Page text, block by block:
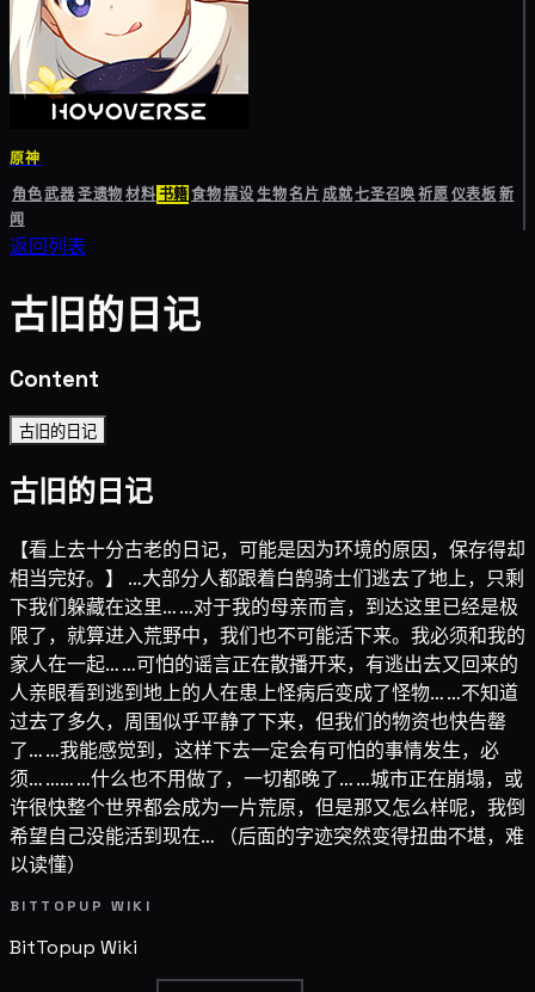
原神
角色武器圣遗物材料书籍食物摆设生物名片成就七圣召唤祈愿仪表板新
闻
返回列表
古旧的日记
Content
古旧的日记
古旧的日记
【看上去十分古老的日记，可能是因为环境的原因，保存得却
相当完好。】 …大部分人都跟着白鹄骑士们逃去了地上，只剩
下我们躲藏在这里… …对于我的母亲而言，到达这里已经是极
限了，就算进入荒野中，我们也不可能活下来。我必须和我的
家人在一起… …可怕的谣言正在散播开来，有逃出去又回来的
人亲眼看到逃到地上的人在患上怪病后变成了怪物… …不知道
过去了多久，周围似乎平静了下来，但我们的物资也快告罄
了… …我能感觉到，这样下去一定会有可怕的事情发生，必
须… …… …什么也不用做了，一切都晚了… …城市正在崩塌，或
许很快整个世界都会成为一片荒原，但是那又怎么样呢，我倒
希望自己没能活到现在… （后面的字迹突然变得扭曲不堪，难
以读懂）
BITTOPUP WIKI
BitTopup Wiki